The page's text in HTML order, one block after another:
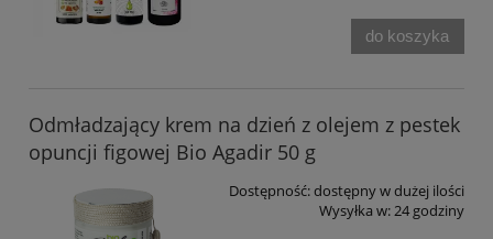
do koszyka
Odmładzający krem na dzień z olejem z pestek
opuncji figowej Bio Agadir 50 g
Dostępność:dostępny w dużej ilości
Wysyłka w:24 godziny